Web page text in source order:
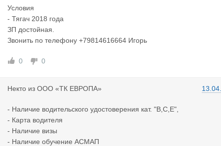
Условия
- Тягач 2018 года
ЗП достойная.
Звонить по телефону +79814616664 Игорь
0 0
Некто из ООО «ТК ЕВРОПА»
- Наличие водительского удостоверения кат. "В,С,Е",
- Карта водителя
- Наличие визы
- Наличие обучение АСМАП